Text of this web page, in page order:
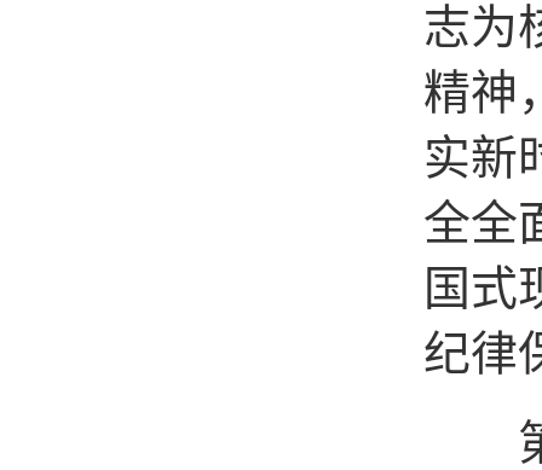
志为
精神
实新
全全
国式
纪律
第